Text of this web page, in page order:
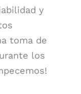
y
toma de
los